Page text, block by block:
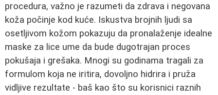
procedura, važno je razumeti da zdrava i negovana
koža počinje kod kuće. Iskustva brojnih ljudi sa
osetljivom kožom pokazuju da pronalaženje idealne
maske za lice ume da bude dugotrajan proces
pokušaja i grešaka. Mnogi su godinama tragali za
formulom koja ne iritira, dovoljno hidrira i pruža
vidljive rezultate - baš kao što su korisnici raznih